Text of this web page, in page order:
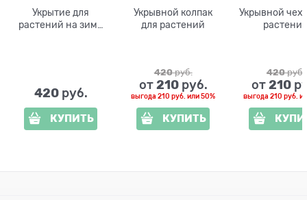
Укрытие для
растений на зиму
420 руб.
КУПИТЬ
Укрывной колпак
для растений
420 руб.
от 210 руб.
выгода210 руб. или50%
КУПИТЬ
Укрывной
420 руб.
от 210
выгода210 руб.